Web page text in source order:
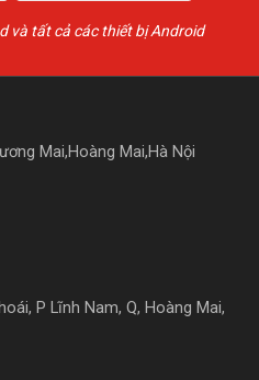
và tất cả các thiết bị Android
Mai,Hoàng Mai,Hà Nội
P Lĩnh Nam, Q, Hoàng Mai,